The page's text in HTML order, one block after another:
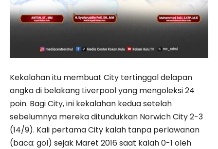
Kekalahan itu membuat City tertinggal delapan
angka di belakang Liverpool yang mengoleksi 24
poin. Bagi City, ini kekalahan kedua setelah
sebelumnya mereka ditundukkan Norwich City 2-3
(14/9). Kali pertama City kalah tanpa perlawanan
(baca: gol) sejak Maret 2016 saat kalah 0-1 oleh